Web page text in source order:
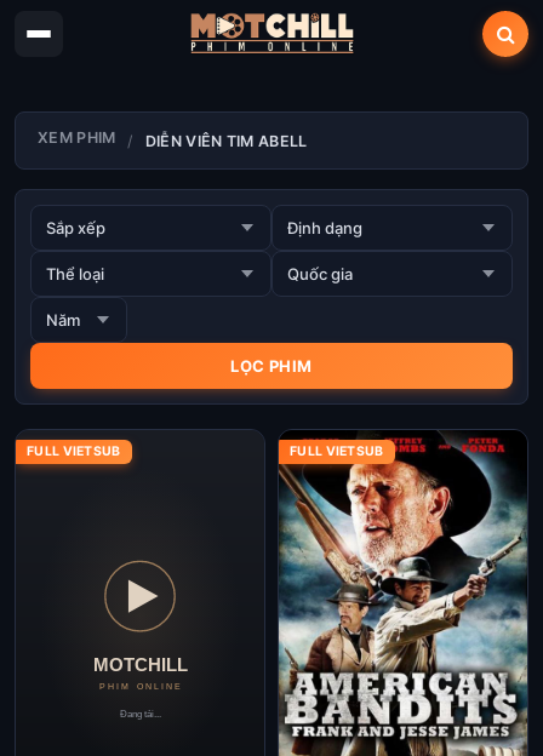
XEM PHIM DIỄN VIÊN TIM ABELL
FULL VIETSUB FULL VIETSUB